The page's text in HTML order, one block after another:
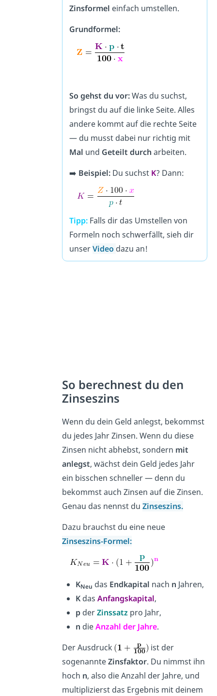
Zinsformel einfach umstellen.
Grundformel:
So gehst du vor:Was du suchst,
bringst du auf die linke Seite. Alles
andere kommt auf die rechte Seite
— du musst dabei nur richtig mit
Mal und Geteilt durch arbeiten.
➡️ Beispiel: Du suchst K? Dann:
Tipp: Falls dir das Umstellen von
Formeln noch schwerfällt, sieh dir
unserVideo dazu an!
So berechnest du den
Zinseszins
Wenn du dein Geld anlegst, bekommst
du jedes Jahr Zinsen. Wenn du diese
Zinsen nicht abhebst, sondern mit
anlegst, wächst dein Geld jedes Jahr
ein bisschen schneller — denn du
bekommst auch Zinsen auf die Zinsen.
Genau das nennst duZinseszins.
Dazu brauchst du eine neue
Zinseszins-Formel:
KNeu das Endkapital nach n Jahren,
K dasAnfangskapital,
p derZinssatz pro Jahr,
n dieAnzahl der Jahre.
Der Ausdruck
ist der
sogenannteZinsfaktor. Du nimmst ihn
hoch n, also die Anzahl der Jahre, und
multiplizierst das Ergebnis mit deinem